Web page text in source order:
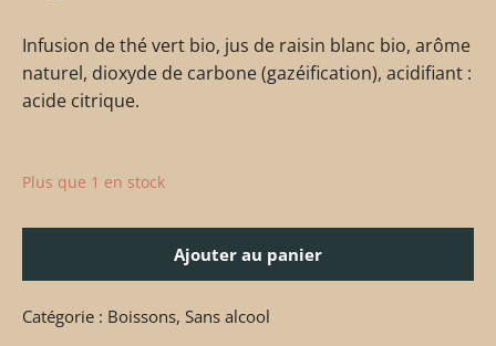
Infusion de thé vert bio, jus de raisin blanc bio, arôme
naturel, dioxyde de carbone (gazéification), acidifiant :
acide citrique.
Plus que 1 en stock
Ajouter au panier
Catégorie : Boissons, Sans alcool